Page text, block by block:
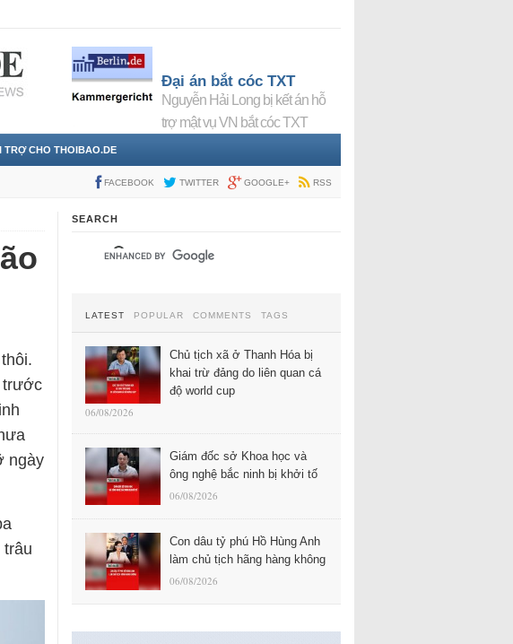
Đại án bắt cóc TXT
Nguyễn Hải Long bị kết án hỗ
trợ mật vụ VN bắt cóc TXT
TRỢ CHO THOIBAO.DE
FACEBOOK TWITTER GOOGLE+ RSS
trước
ngày
SEARCH
LATEST POPULAR COMMENTS TAGS
Chủ tịch xã ở Thanh Hóa bị
khai trừ đảng do liên quan cá
độ world cup
06/08/2026
Giám đốc sở Khoa học và
ông nghệ bắc ninh bị khởi tố
06/08/2026
Con dâu tỷ phú Hồ Hùng Anh
làm chủ tịch hãng hàng không
06/08/2026